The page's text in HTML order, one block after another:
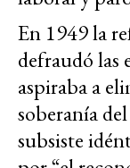
En 1949 la
defraudó las
aspiraba a
soberanía
subsiste